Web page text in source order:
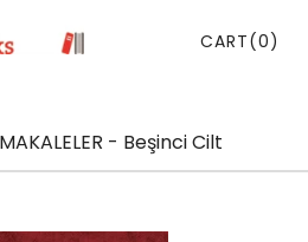
CART(0)
- Beşinci Cilt